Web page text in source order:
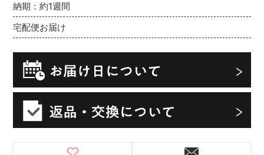
納期：約1週間
宅配便お届け